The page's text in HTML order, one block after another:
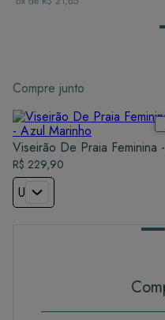
Compre junto
Viseirão De Praia Feminina -
Azul Marinho
R$ 229,90
U